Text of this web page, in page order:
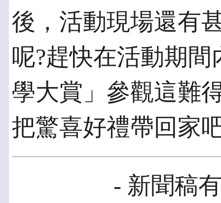
後，活動現場還有
呢?趕快在活動期
學大賞」參觀這難
把驚喜好禮帶回家
- 新聞稿